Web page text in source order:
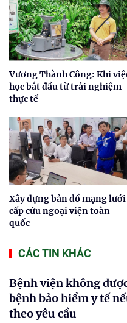
Vương Thành Công: Khi
học bắt đầu từ trải nghiệm
thực tế
Xây dựng bản đồ mạng lưới
cấp cứu ngoại viện toàn
quốc
CÁC TIN KHÁC
Bệnh viện không
bệnh bảo hiểm y tế
theo yêu cầu